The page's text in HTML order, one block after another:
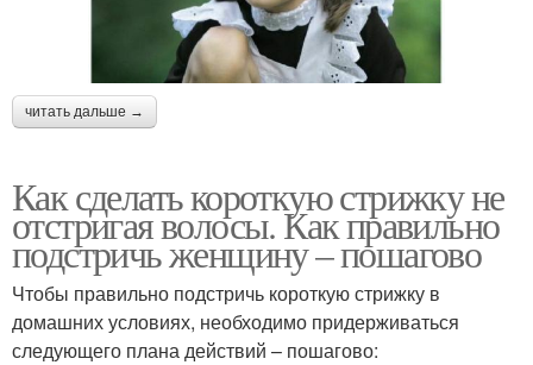
читать дальше →
Как сделать короткую стрижку не
отстригая волосы. Как правильно
подстричь женщину – пошагово
Чтобы правильно подстричь короткую стрижку в
домашних условиях, необходимо придерживаться
следующего плана действий – пошагово: